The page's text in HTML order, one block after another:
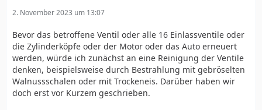
2. November 2023 um 13:07
Bevor das betroffene Ventil oder alle 16 Einlassventile oder
die Zylinderköpfe oder der Motor oder das Auto erneuert
werden, würde ich zunächst an eine Reinigung der Ventile
denken, beispielsweise durch Bestrahlung mit gebröselten
Walnussschalen oder mit Trockeneis. Darüber haben wir
doch erst vor Kurzem geschrieben.